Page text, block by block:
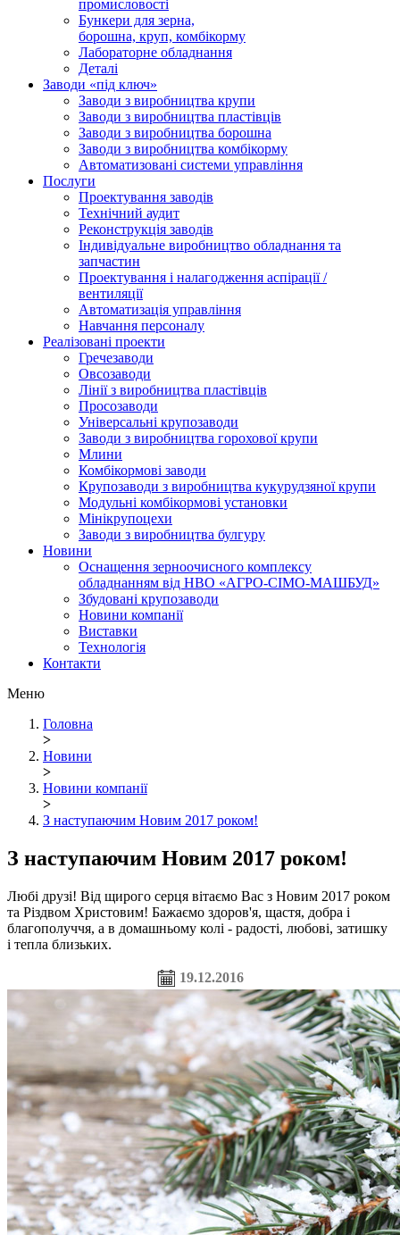
промисловості
Бункери для зерна,
борошна, круп, комбікорму
Лабораторне обладнання
Деталі
Заводи «під ключ»
Заводи з виробництва крупи
Заводи з виробництва пластівців
Заводи з виробництва борошна
Заводи з виробництва комбікорму
Автоматизовані системи управління
Послуги
Проектування заводів
Технічний аудит
Реконструкція заводів
Індивідуальне виробництво обладнання та
запчастин
Проектування і налагодження аспірації /
вентиляції
Автоматизація управління
Навчання персоналу
Реалізовані проекти
Гречезаводи
Овсозаводи
Лінії з виробництва пластівців
Просозаводи
Універсальні крупозаводи
Заводи з виробництва горохової крупи
Млини
Комбікормові заводи
Крупозаводи з виробництва кукурудзяної крупи
Модульні комбікормові установки
Мінікрупоцехи
Заводи з виробництва булгуру
Новини
Оснащення зерноочисного комплексу
обладнанням від НВО «АГРО-СІМО-МАШБУД»
Збудовані крупозаводи
Новини компанії
Виставки
Технологія
Контакти
Меню
Головна
>
Новини
>
Новини компанії
>
З наступаючим Новим 2017 роком!
З наступаючим Новим 2017 роком!
Любі друзі! Від щирого серця вітаємо Вас з Новим 2017 роком
та Різдвом Христовим! Бажаємо здоров'я, щастя, добра і
благополуччя, а в домашньому колі - радості, любові, затишку
і тепла близьких.
19.12.2016